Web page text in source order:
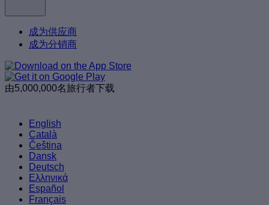
成为供应商
成为分销商
由5,000,000名旅行者下载
English
Català
Čeština
Dansk
Deutsch
Ελληνικά
Español
Français